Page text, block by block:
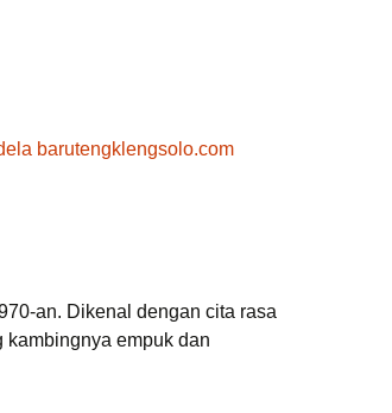
barutengklengsolo.com
an. Dikenal dengan cita rasa
kambingnya empuk dan